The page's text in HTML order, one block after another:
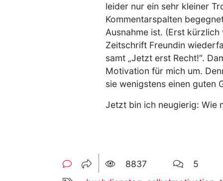
leider nur ein sehr kleiner
Kommentarspalten
Ausnahme ist. (Erst
Zeitschrift Freundin
samt „Jetzt erst Recht!“.
Motivation für mich um.
sie wenigstens einen guten
Jetzt bin ich neugierig: Wie
8837
5